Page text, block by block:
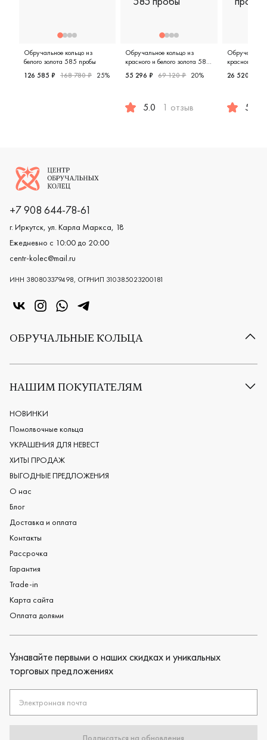
Обручальное кольцо из
белого золота 585 пробы
Женские, мужские, парные, белое золото 585 пробы,
126 585 ₽ 168 780 ₽ 25%
Обручальное кольцо из
красного и белого золота 585
55 296 ₽ 69 120 ₽ 20%
5.0 1 отзыв
красного
26 520 ₽
5.0
Логотип компании
+7 908 644-78-61
г. Иркутск, ул. Карла Маркса, 18
Ежедневно с 10:00 до 20:00
centr-kolec@mail.ru
ИНН 380803379498, ОГРНИП 310385023200181
«Центр колец» в VK
«Центр колец» в Instagram
«Центр колец» в Whatsapp
«Центр колец» в Telegram
ОБРУЧАЛЬНЫЕ КОЛЬЦА
Все обручальные кольца
Европейские обручальные кольца
Мужские обручальные кольца
Женские обручальные кольца
Обручальные кольца из платины
Дизайнерские обручальные кольца
Черные обручальные кольца
НАШИМ ПОКУПАТЕЛЯМ
НОВИНКИ
Помолвочные кольца
УКРАШЕНИЯ ДЛЯ НЕВЕСТ
ХИТЫ ПРОДАЖ
ВЫГОДНЫЕ ПРЕДЛОЖЕНИЯ
О нас
Блог
Доставка и оплата
Контакты
Рассрочка
Гарантия
Trade-in
Карта сайта
Оплата долями
Узнавайте первыми о наших скидках и уникальных
торговых предложениях
Электронная почта
Подписаться на обновления